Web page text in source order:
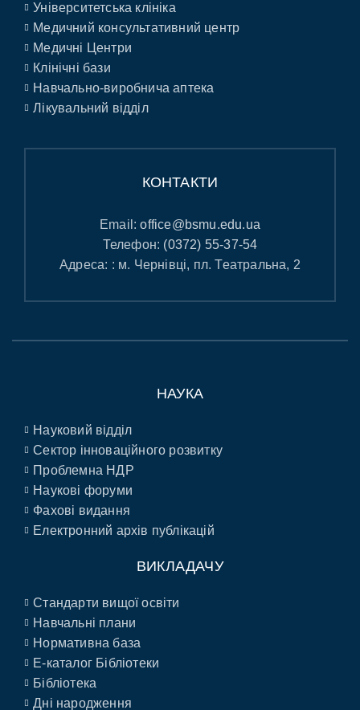
Університетська клініка
Медичний консультативний центр
Медичні Центри
Клінічні бази
Навчально-виробнича аптека
Лікувальний відділ
КОНТАКТИ
Email:office@bsmu.edu.ua
Телефон: (0372) 55-37-54
Адреса: : м. Чернівці, пл. Театральна, 2
НАУКА
Науковий відділ
Сектор інноваційного розвитку
Проблемна НДР
Наукові форуми
Фахові видання
Електронний архів публікацій
ВИКЛАДАЧУ
Стандарти вищої освіти
Навчальні плани
Нормативна база
E-каталог Бібліотеки
Бібліотека
Дні народження